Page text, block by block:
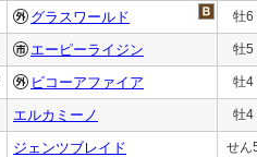
グラスワールド 牡6
エーピーライジン 牡5
ビコーアファイア 牡4
エルカミーノ 牡4
ジェンツブレイド せん